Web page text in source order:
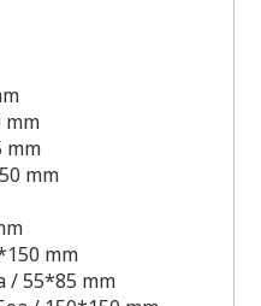
mm
mm
mm
mm
/ 55*85 mm